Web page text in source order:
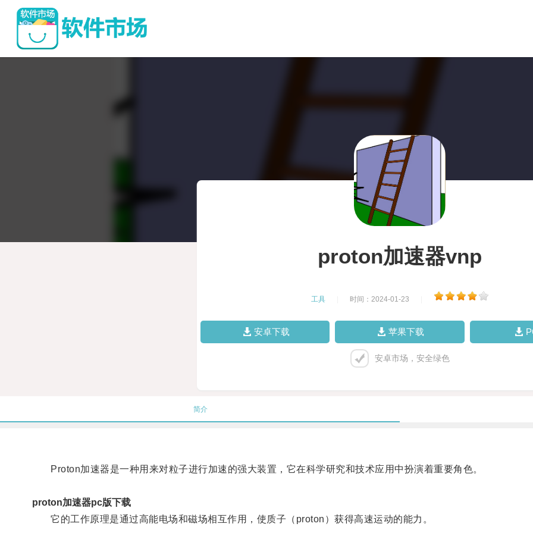
proton加速器vnp
工具 时间：2024-01-23
安卓下载 苹果下载
安卓市场，安全绿色
简介
Proton加速器是一种用来对粒子进行加速的强大装置，它在科学研究和技术应用中扮演着重要角色。
proton加速器pc版下载
它的工作原理是通过高能电场和磁场相互作用，使质子（proton）获得高速运动的能力。